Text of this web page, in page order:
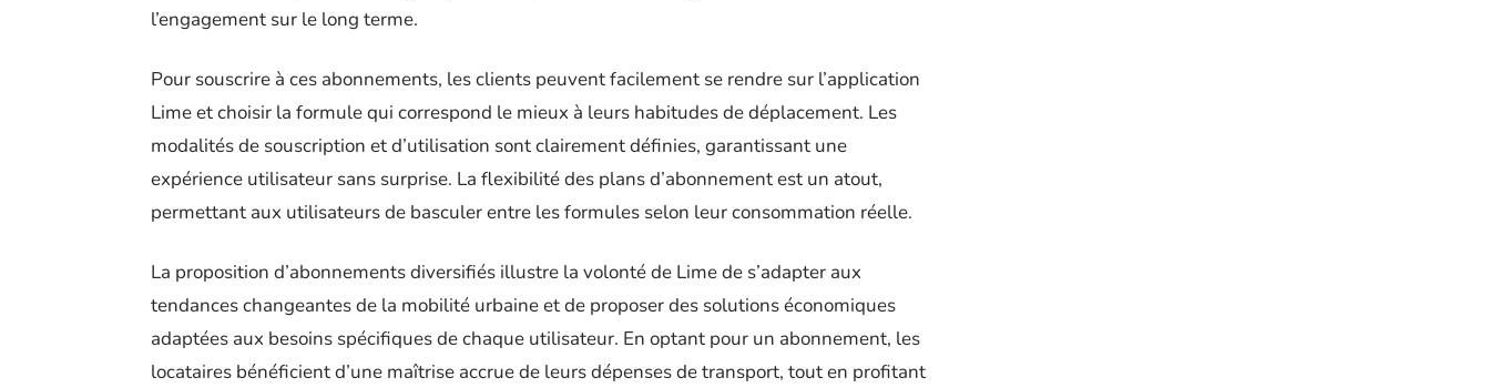
l’engagement sur le long terme.
Pour souscrire à ces abonnements, les clients peuvent facilement se rendre sur l’application
Lime et choisir la formule qui correspond le mieux à leurs habitudes de déplacement. Les
modalités de souscription et d’utilisation sont clairement définies, garantissant une
expérience utilisateur sans surprise. La flexibilité des plans d’abonnement est un atout,
permettant aux utilisateurs de basculer entre les formules selon leur consommation réelle.
La proposition d’abonnements diversifiés illustre la volonté de Lime de s’adapter aux
tendances changeantes de la mobilité urbaine et de proposer des solutions économiques
adaptées aux besoins spécifiques de chaque utilisateur. En optant pour un abonnement, les
locataires bénéficient d’une maîtrise accrue de leurs dépenses de transport, tout en profitant